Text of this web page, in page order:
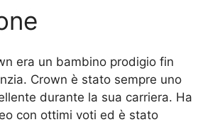
era un bambino prodigio fin
Crown è stato sempre uno
durante la sua carriera. Ha
con ottimi voti ed è stato